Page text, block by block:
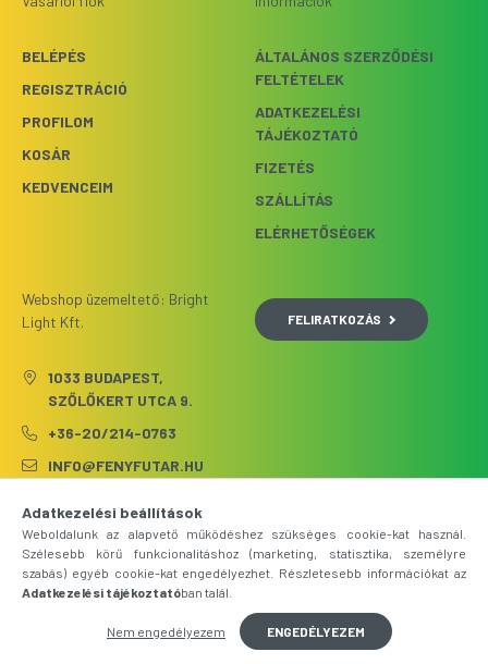
BELÉPÉS
REGISZTRÁCIÓ
PROFILOM
KOSÁR
KEDVENCEIM
ÁLTALÁNOS SZERZŐDÉSI
FELTÉTELEK
ADATKEZELÉSI
TÁJÉKOZTATÓ
FIZETÉS
SZÁLLÍTÁS
ELÉRHETŐSÉGEK
Webshop üzemeltető: Bright
Light Kft.
1033 BUDAPEST,
SZŐLŐKERT UTCA 9.
+36-20/214-0763
INFO@FENYFUTAR.HU
FELIRATKOZÁS
Árukereső.hu
Adatkezelési beállítások
Weboldalunk az alapvető működéshez szükséges cookie-kat használ.
Szélesebb körű funkcionalitáshoz (marketing, statisztika, személyre
szabás) egyéb cookie-kat engedélyezhet. Részletesebb információkat az
Adatkezelési tájékoztatóban talál.
Nem engedélyezem ENGEDÉLYEZEM